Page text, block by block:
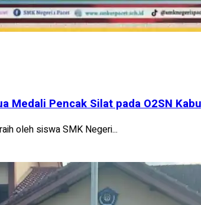
Medali Pencak Silat pada O2SN
oleh siswa SMK Negeri...